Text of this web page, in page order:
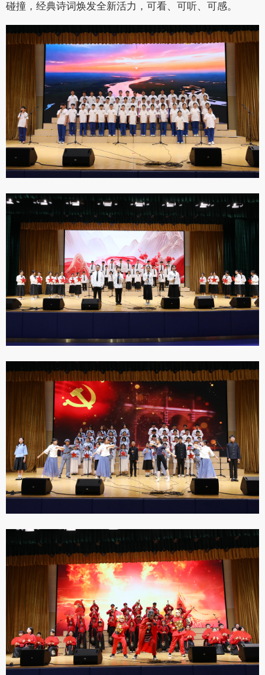
碰撞，经典诗词焕发全新活力，可看、可听、可感。